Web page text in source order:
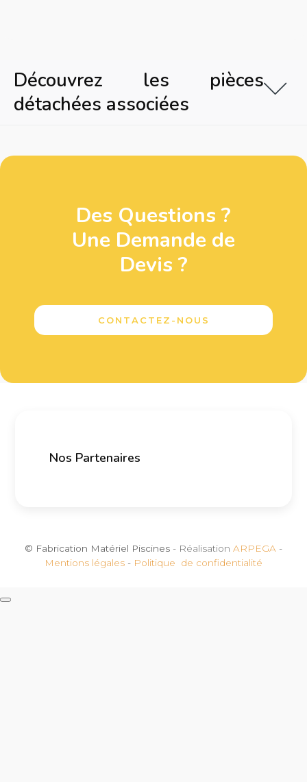
Découvrez les pièces
détachées associées
Des Questions ?
Une Demande de
Devis ?
CONTACTEZ-NOUS
Nos Partenaires
© Fabrication Matériel Piscines - Réalisation ARPEGA -
Mentions légales - Politique de confidentialité